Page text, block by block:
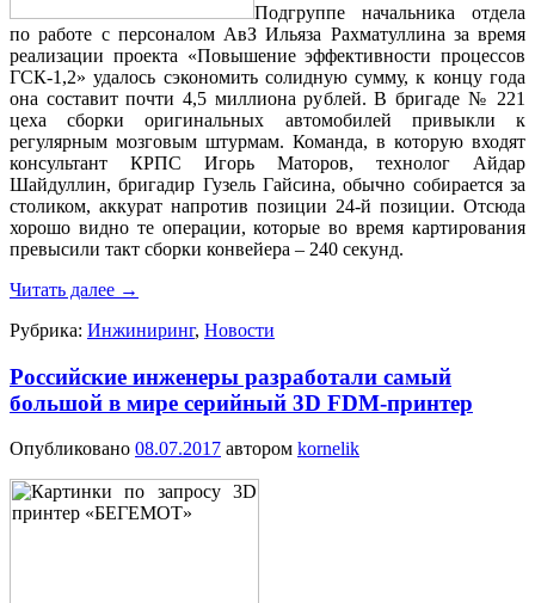
Подгруппе начальника отдела
по работе с персоналом АвЗ Ильяза Рахматуллина за время
реализации проекта «Повышение эффективности процессов
ГСК-1,2» удалось сэкономить солидную сумму, к концу года
она составит почти 4,5 миллиона рублей. В бригаде № 221
цеха сборки оригинальных автомобилей привыкли к
регулярным мозговым штурмам. Команда, в которую входят
консультант КРПС Игорь Маторов, технолог Айдар
Шайдуллин, бригадир Гузель Гайсина, обычно собирается за
столиком, аккурат напротив позиции 24-й позиции. Отсюда
хорошо видно те операции, которые во время картирования
превысили такт сборки конвейера – 240 секунд.
Читать далее →
Рубрика: Инжиниринг, Новости
Российские инженеры разработали самый
большой в мире серийный 3D FDM-принтер
Опубликовано 08.07.2017 автором kornelik